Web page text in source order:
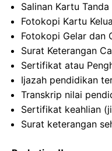
Salinan Kartu
Fotokopi Kartu
Fotokopi Gelar dan
Surat Keterangan
Sertifikat atau
Ijazah pendidikan
Transkrip nilai
Sertifikat keahlian
Surat keterangan